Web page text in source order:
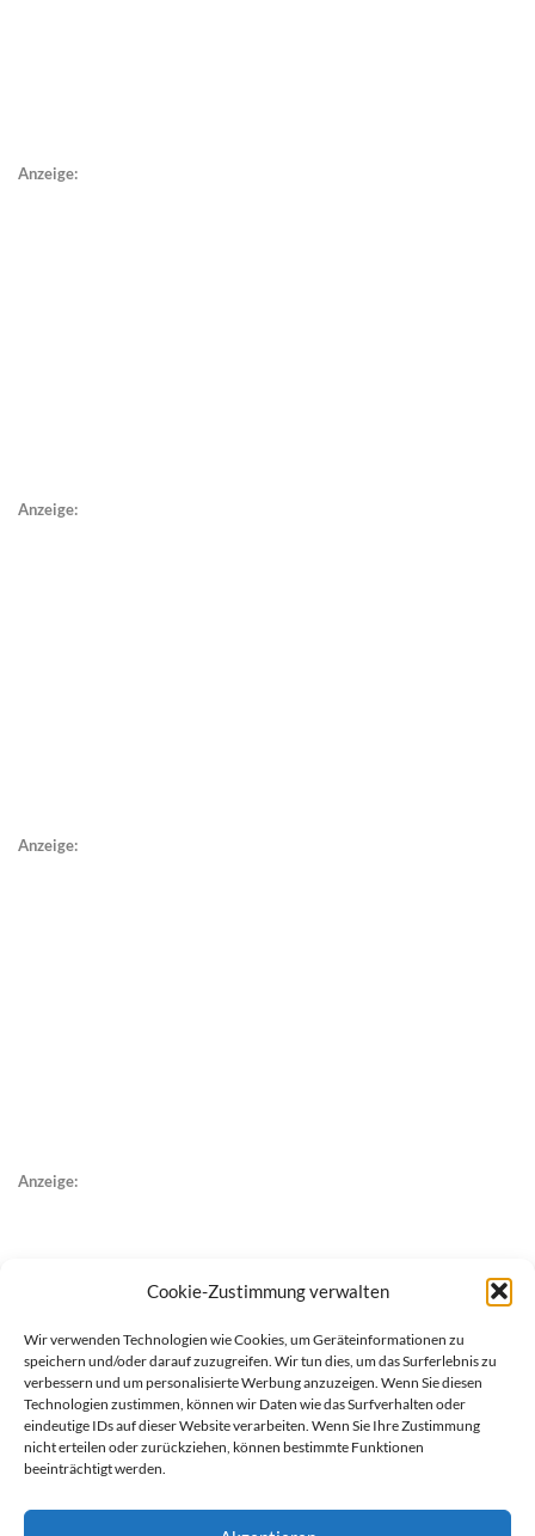
Cookie-Zustimmung verwalten
Wir verwenden Technologien wie Cookies, um Geräteinformationen zu
speichern und/oder darauf zuzugreifen. Wir tun dies, um das Surferlebnis zu
verbessern und um personalisierte Werbung anzuzeigen. Wenn Sie diesen
Technologien zustimmen, können wir Daten wie das Surfverhalten oder
eindeutige IDs auf dieser Website verarbeiten. Wenn Sie Ihre Zustimmung
nicht erteilen oder zurückziehen, können bestimmte Funktionen
beeinträchtigt werden.
Anzeige:
Anzeige:
Anzeige:
Anzeige: